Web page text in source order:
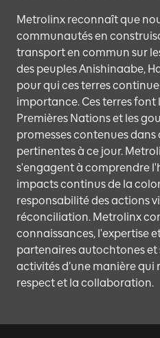
Metrolinx reconnaît que
communautés en
transport en commun sur
des peuples Anishinaabe,
pour qui ces terres
importance. Ces terres
Premières Nations et les
promesses contenues
pertinentes à ce jour.
s'engagent à comprendre
impacts continus de la
responsabilité des actions
réconciliation. Metrolinx
connaissances, l'expertise
partenaires autochtones et
activités d’une manière qui
respect et la collaboration.